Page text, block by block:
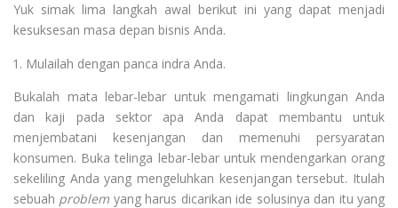
Yuk simak lima langkah awal berikut ini yang dapat menjadi
kesuksesan masa depan bisnis Anda.
Mulailah dengan panca indra Anda.
Bukalah mata lebar-lebar untuk mengamati lingkungan Anda
dan kaji pada sektor apa Anda dapat membantu untuk
menjembatani kesenjangan dan memenuhi persyaratan
konsumen. Buka telinga lebar-lebar untuk mendengarkan orang
sekeliling Anda yang mengeluhkan kesenjangan tersebut. Itulah
sebuah problem yang harus dicarikan ide solusinya dan itu yang